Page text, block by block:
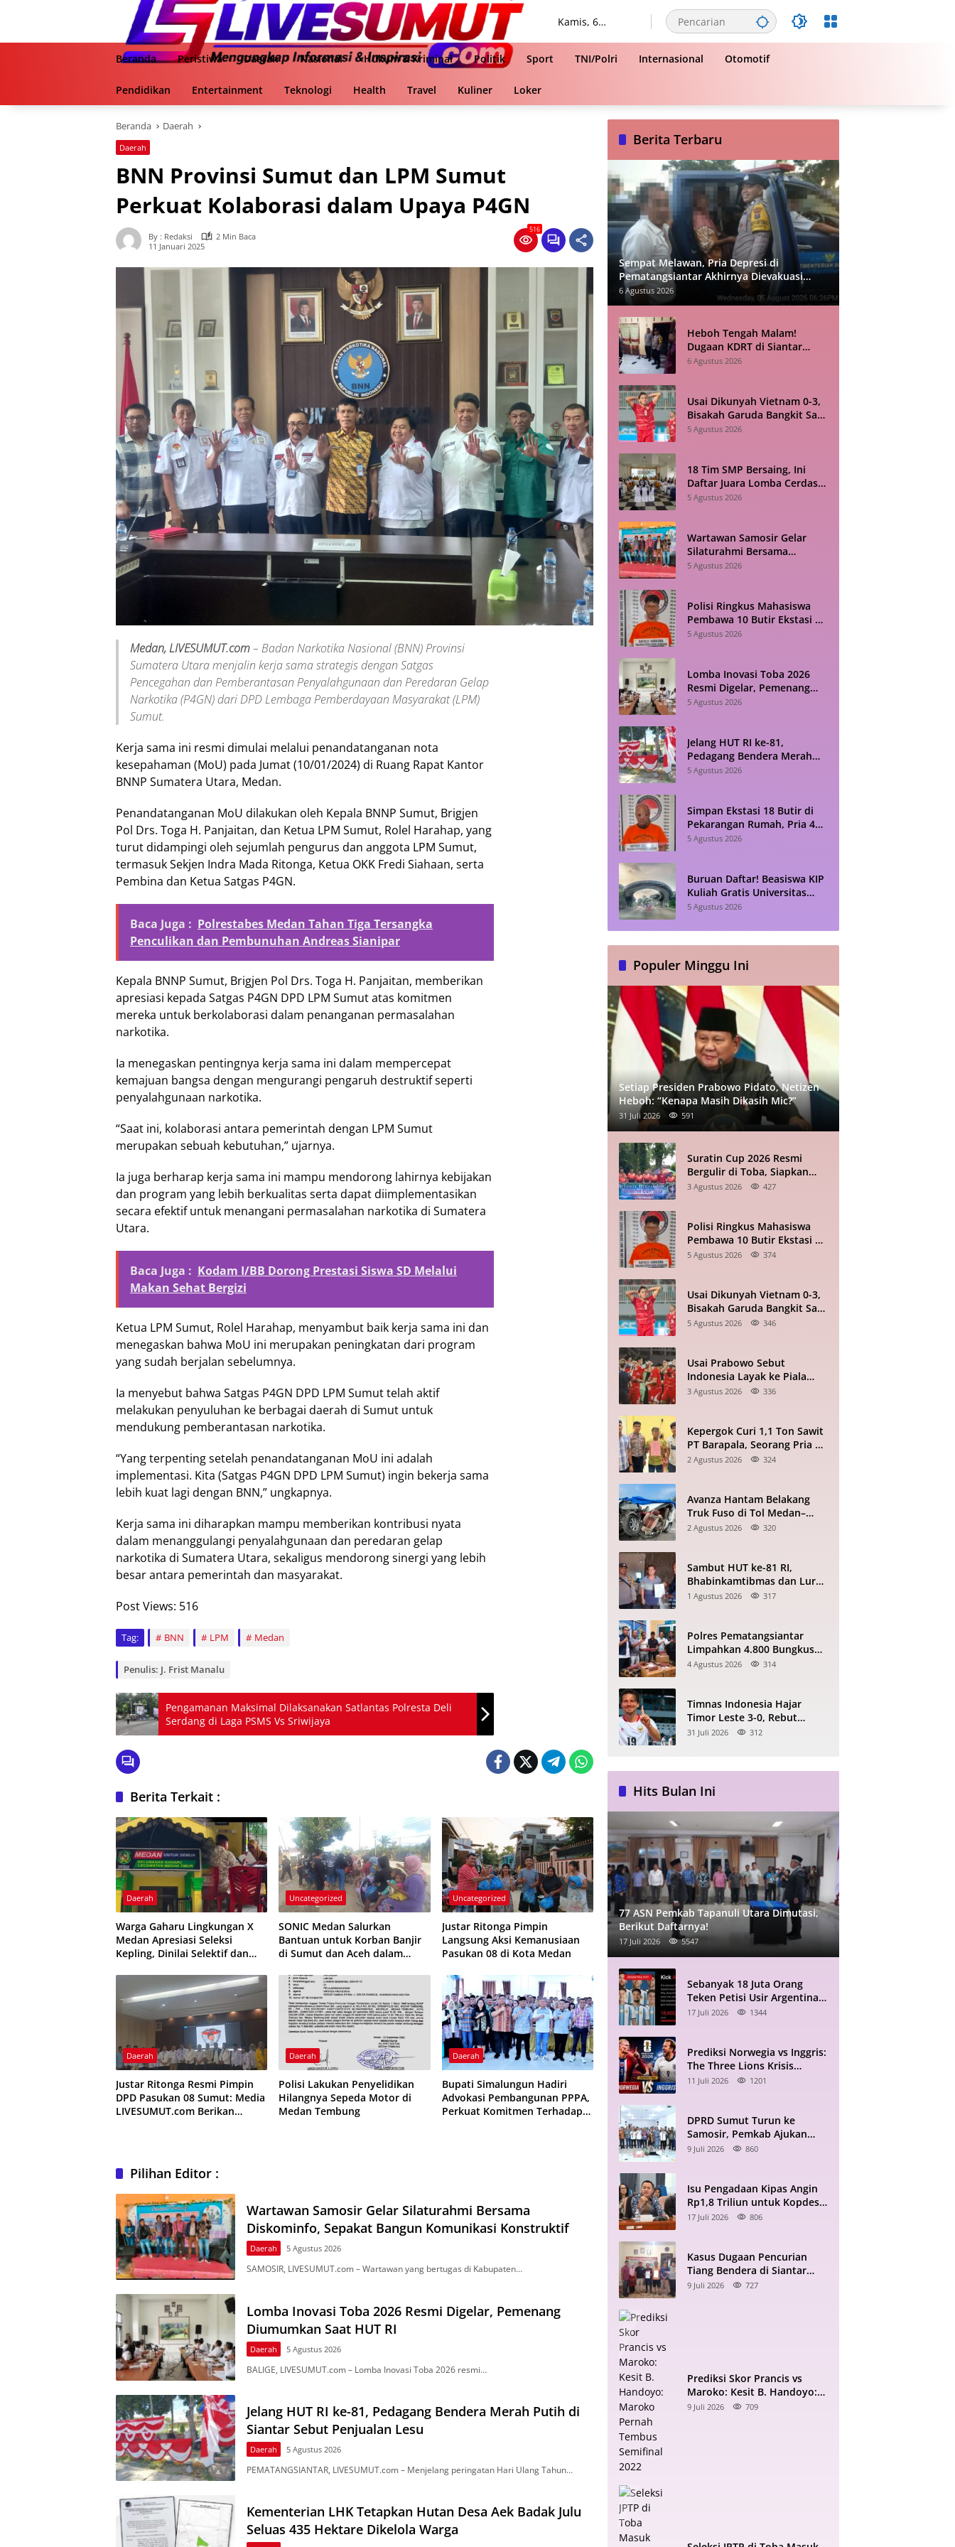
Kamis, 6
Beranda
Peristiwa Daerah Nasional Hukum & Kriminal Politik Sport TNI/Polri Internasional Otomotif
Pendidikan Entertainment Teknologi Health Travel Kuliner Loker
Beranda Daerah
Daerah
BNN Provinsi Sumut dan LPM Sumut
Perkuat Kolaborasi dalam Upaya P4GN
By : Redaksi
2 Min Baca
11 Januari 2025
516
Medan, LIVESUMUT.com– Badan Narkotika Nasional (BNN) Provinsi
Sumatera Utara menjalin kerja sama strategis dengan Satgas
Pencegahan dan Pemberantasan Penyalahgunaan dan Peredaran Gelap
Narkotika (P4GN) dari DPD Lembaga Pemberdayaan Masyarakat (LPM)
Sumut.
Kerja sama ini resmi dimulai melalui penandatanganan nota
kesepahaman (MoU) pada Jumat (10/01/2024) di Ruang Rapat Kantor
BNNP Sumatera Utara, Medan.
Penandatanganan MoU dilakukan oleh Kepala BNNP Sumut, Brigjen
Pol Drs. Toga H. Panjaitan, dan Ketua LPM Sumut, Rolel Harahap, yang
turut didampingi oleh sejumlah pengurus dan anggota LPM Sumut,
termasuk Sekjen Indra Mada Ritonga, Ketua OKK Fredi Siahaan, serta
Pembina dan Ketua Satgas P4GN.
Baca Juga : Polrestabes Medan Tahan Tiga Tersangka
Penculikan dan Pembunuhan Andreas Sianipar
Kepala BNNP Sumut, Brigjen Pol Drs. Toga H. Panjaitan, memberikan
apresiasi kepada Satgas P4GN DPD LPM Sumut atas komitmen
mereka untuk berkolaborasi dalam penanganan permasalahan
narkotika.
Ia menegaskan pentingnya kerja sama ini dalam mempercepat
kemajuan bangsa dengan mengurangi pengaruh destruktif seperti
penyalahgunaan narkotika.
“Saat ini, kolaborasi antara pemerintah dengan LPM Sumut
merupakan sebuah kebutuhan,” ujarnya.
Ia juga berharap kerja sama ini mampu mendorong lahirnya kebijakan
dan program yang lebih berkualitas serta dapat diimplementasikan
secara efektif untuk menangani permasalahan narkotika di Sumatera
Utara.
Baca Juga : Kodam I/BB Dorong Prestasi Siswa SD Melalui
Makan Sehat Bergizi
Ketua LPM Sumut, Rolel Harahap, menyambut baik kerja sama ini dan
menegaskan bahwa MoU ini merupakan peningkatan dari program
yang sudah berjalan sebelumnya.
Ia menyebut bahwa Satgas P4GN DPD LPM Sumut telah aktif
melakukan penyuluhan ke berbagai daerah di Sumut untuk
mendukung pemberantasan narkotika.
“Yang terpenting setelah penandatanganan MoU ini adalah
implementasi. Kita (Satgas P4GN DPD LPM Sumut) ingin bekerja sama
lebih kuat lagi dengan BNN,” ungkapnya.
Kerja sama ini diharapkan mampu memberikan kontribusi nyata
dalam menanggulangi penyalahgunaan dan peredaran gelap
narkotika di Sumatera Utara, sekaligus mendorong sinergi yang lebih
besar antara pemerintah dan masyarakat.
Post Views: 516
Tag: BNN LPM Medan
Penulis: J. Frist Manalu
Pengamanan Maksimal Dilaksanakan Satlantas Polresta Deli
Serdang di Laga PSMS Vs Sriwijaya
Berita Terkait :
Daerah
Warga Gaharu Lingkungan X
Medan Apresiasi Seleksi
Kepling, Dinilai Selektif dan
Uncategorized
SONIC Medan Salurkan
Bantuan untuk Korban Banjir
di Sumut dan Aceh dalam
Uncategorized
Justar Ritonga Pimpin
Langsung Aksi Kemanusiaan
Pasukan 08 di Kota Medan
Daerah
Justar Ritonga Resmi Pimpin
DPD Pasukan 08 Sumut: Media
LIVESUMUT.com Berikan
Daerah
Polisi Lakukan Penyelidikan
Hilangnya Sepeda Motor di
Medan Tembung
Daerah
Bupati Simalungun Hadiri
Advokasi Pembangunan PPPA,
Perkuat Komitmen Terhadap
Pilihan Editor :
Wartawan Samosir Gelar Silaturahmi Bersama
Diskominfo, Sepakat Bangun Komunikasi Konstruktif
Daerah 5 Agustus 2026
SAMOSIR, LIVESUMUT.com – Wartawan yang bertugas di Kabupaten…
Lomba Inovasi Toba 2026 Resmi Digelar, Pemenang
Diumumkan Saat HUT RI
Daerah 5 Agustus 2026
BALIGE, LIVESUMUT.com – Lomba Inovasi Toba 2026 resmi…
Jelang HUT RI ke-81, Pedagang Bendera Merah Putih di
Siantar Sebut Penjualan Lesu
Daerah 5 Agustus 2026
PEMATANGSIANTAR, LIVESUMUT.com – Menjelang peringatan Hari Ulang Tahun…
Kementerian LHK Tetapkan Hutan Desa Aek Badak Julu
Seluas 435 Hektare Dikelola Warga
Berita Terbaru
Sempat Melawan, Pria Depresi di
Pematangsiantar Akhirnya Dievakuasi
Polisi
6 Agustus 2026
Heboh Tengah Malam!
Dugaan KDRT di Siantar
Barat Berujung ke Kantor
6 Agustus 2026
Usai Dikunyah Vietnam 0-3,
Bisakah Garuda Bangkit Saat
Bertandang ke Singapura?
5 Agustus 2026
18 Tim SMP Bersaing, Ini
Daftar Juara Lomba Cerdas
Cermat HAN 2026 di Toba
5 Agustus 2026
Wartawan Samosir Gelar
Silaturahmi Bersama
Diskominfo, Sepakat Bangun
5 Agustus 2026
Polisi Ringkus Mahasiswa
Pembawa 10 Butir Ekstasi di
Pematangsiantar
5 Agustus 2026
Lomba Inovasi Toba 2026
Resmi Digelar, Pemenang
Diumumkan Saat HUT RI
5 Agustus 2026
Jelang HUT RI ke-81,
Pedagang Bendera Merah
Putih di Siantar Sebut
5 Agustus 2026
Simpan Ekstasi 18 Butir di
Pekarangan Rumah, Pria 43
Tahun Diamankan Polisi di
5 Agustus 2026
Buruan Daftar! Beasiswa KIP
Kuliah Gratis Universitas
Pertamina 2026 Masih
5 Agustus 2026
Populer Minggu Ini
Setiap Presiden Prabowo Pidato, Netizen
Heboh: “Kenapa Masih Dikasih Mic?”
31 Juli 2026 591
Suratin Cup 2026 Resmi
Bergulir di Toba, Siapkan
Talenta ke Sumut dan Kuala
3 Agustus 2026 427
Polisi Ringkus Mahasiswa
Pembawa 10 Butir Ekstasi di
Pematangsiantar
5 Agustus 2026 374
Usai Dikunyah Vietnam 0-3,
Bisakah Garuda Bangkit Saat
Bertandang ke Singapura?
5 Agustus 2026 346
Usai Prabowo Sebut
Indonesia Layak ke Piala
Dunia, Timnas Tertinggal 0-2
3 Agustus 2026 336
Kepergok Curi 1,1 Ton Sawit
PT Barapala, Seorang Pria di
Padang Lawas Diserahkan ke
2 Agustus 2026 324
Avanza Hantam Belakang
Truk Fuso di Tol Medan–
Tebing Tinggi, 1 Tewas, 7
2 Agustus 2026 320
Sambut HUT ke-81 RI,
Bhabinkamtibmas dan Lurah
Pematang Marihat Ajak
1 Agustus 2026 317
Polres Pematangsiantar
Limpahkan 4.800 Bungkus
Rokok Ilegal dan Dua
4 Agustus 2026 314
Timnas Indonesia Hajar
Timor Leste 3-0, Rebut
Puncak Sementara Grup A
31 Juli 2026 312
Hits Bulan Ini
77 ASN Pemkab Tapanuli Utara Dimutasi,
Berikut Daftarnya!
17 Juli 2026 5547
Sebanyak 18 Juta Orang
Teken Petisi Usir Argentina
dari Piala Dunia 2026
17 Juli 2026 1344
Prediksi Norwegia vs Inggris:
The Three Lions Krisis
Gelandang, Haaland
11 Juli 2026 1201
DPRD Sumut Turun ke
Samosir, Pemkab Ajukan
Deretan Program Prioritas,
9 Juli 2026 860
Isu Pengadaan Kipas Angin
Rp1,8 Triliun untuk Kopdes
Merah Putih Disorot DPR RI
17 Juli 2026 806
Kasus Dugaan Pencurian
Tiang Bendera di Siantar
Berakhir Damai di Kantor
9 Juli 2026 727
Prediksi Skor Prancis vs
Maroko: Kesit B. Handoyo:
Maroko Pernah Tembus
9 Juli 2026 709